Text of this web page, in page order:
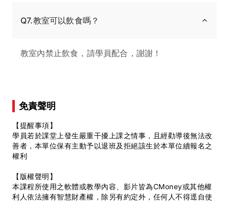
Q7.教室可以飲食嗎？
教室內禁止飲食，請學員配合，謝謝！
免責聲明
【提醒事項】
學員若於課堂上發生嚴重干擾上課之情事，且經勸導後無法改
善者，本單位保有主動予以退班及拒絕該生於本單位續報名之
權利
【版權聲明】
本課程所使用之軟體或教學內容、影片皆為CMoney或其他權
利人依法擁有智慧財產權，除另有約定外，任何人不得逕自使